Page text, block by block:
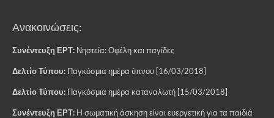
Ανακοινώσεις:
Συνέντευξη ΕΡΤ: Νηστεία: Οφέλη και παγίδες
Δελτίο Τύπου: Παγκόσμια ημέρα ύπνου [16/03/2018]
Δελτίο Τύπου: Παγκόσμια ημέρα καταναλωτή [15/03/2018]
Συνέντευξη ΕΡΤ: H σωματική άσκηση είναι ευεργετική για τα παιδιά